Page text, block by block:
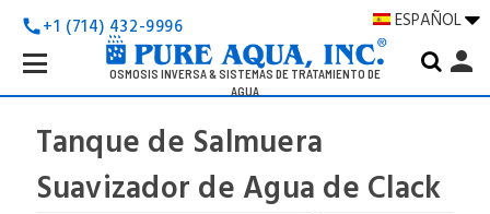
call+1 (714) 432-9996 ESPAÑOL
OSMOSIS INVERSA & SISTEMAS DE TRATAMIENTO DE
AGUA
Search
Keyword:
person
Tanque de Salmuera
Suavizador de Agua de Clack